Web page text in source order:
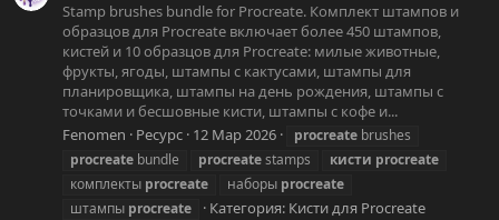
Stamp brushes bundle for Procreate. Комплект штампов и
образцов для Procreate включает более 450 штампов,
кистей и 10 образцов для Procreate: милые животные,
фрукты, ягоды, штампы с кактусами, штампы для
планировщика, штампы на день рождения, штампы с
точками и бесшовные кисти, штампы с кофе и...
Fenomen
Ресурс 12 Мар 2026 procreate brushes
procreate bundle procreatestamps кисти procreate
комплекты procreate наборы procreate
штампы procreate Категория: Кисти для Procreate